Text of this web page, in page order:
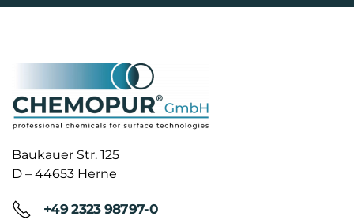
Baukauer Str. 125
D – 44653 Herne
+49 2323 98797-0